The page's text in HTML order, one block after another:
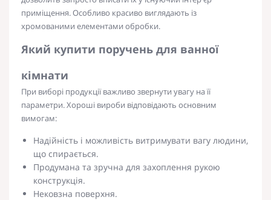
приміщення. Особливо красиво виглядають із
хромованими елементами обробки.
Який купити поручень для ванної
кімнати
При виборі продукції важливо звернути увагу на її
параметри. Хороші вироби відповідають основним
вимогам:
Надійність і можливість витримувати вагу людини,
що спирається.
Продумана та зручна для захоплення рукою
конструкція.
Нековзна поверхня.